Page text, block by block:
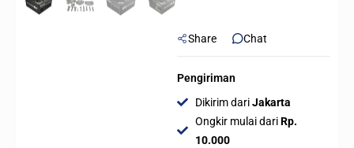
Share Chat
Pengiriman
Dikirim dariJakarta
Ongkir mulai dariRp.
10.000